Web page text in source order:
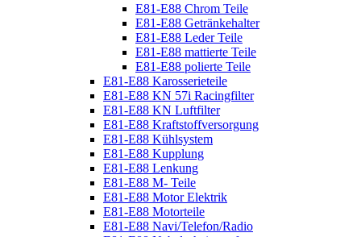
E81-E88 Chrom Teile
E81-E88 Getränkehalter
E81-E88 Leder Teile
E81-E88 mattierte Teile
E81-E88 polierte Teile
E81-E88 Karosserieteile
E81-E88 KN 57i Racingfilter
E81-E88 KN Luftfilter
E81-E88 Kraftstoffversorgung
E81-E88 Kühlsystem
E81-E88 Kupplung
E81-E88 Lenkung
E81-E88 M- Teile
E81-E88 Motor Elektrik
E81-E88 Motorteile
E81-E88 Navi/Telefon/Radio